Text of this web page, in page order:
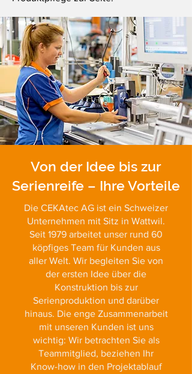
Von der Idee bis zur
Serienreife – Ihre Vorteile
Die CEKAtec AG ist ein Schweizer
Unternehmen mit Sitz in Wattwil.
Seit 1979 arbeitet unser rund 60
köpfiges Team für Kunden aus
aller Welt. Wir begleiten Sie von
der ersten Idee über die
Konstruktion bis zur
Serienproduktion und darüber
hinaus. Die enge Zusammenarbeit
mit unseren Kunden ist uns
wichtig: Wir betrachten Sie als
Teammitglied, beziehen Ihr
Know-how in den Projektablauf